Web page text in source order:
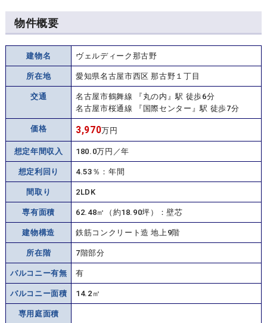
物件概要
建物名 ヴェルディーク那古野
所在地 愛知県名古屋市西区 那古野１丁目
交通
名古屋市鶴舞線 『丸の内』駅 徒歩6分
名古屋市桜通線 『国際センター』駅 徒歩7分
価格 3,970万円
想定年間収入 180.0万円／年
想定利回り 4.53％：年間
間取り 2LDK
専有面積 62.48㎡（約18.90坪）：壁芯
建物構造 鉄筋コンクリート造 地上9階
所在階 7階部分
バルコニー有無 有
バルコニー面積 14.2㎡
専用庭面積